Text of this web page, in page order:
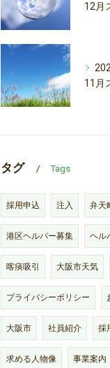
12月
11月
タグ Tags
採用申込 注入 弁天
港区ヘルパー募集 ヘル
喀痰吸引 大阪市天気
プライバシーポリシー
大阪市 社員紹介 採
求める人物像 事業案内